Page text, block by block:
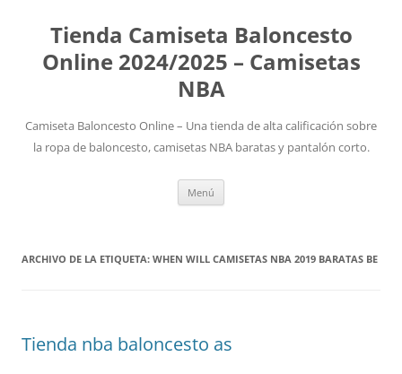
Tienda Camiseta Baloncesto
Online 2024/2025 – Camisetas
NBA
Camiseta Baloncesto Online – Una tienda de alta calificación sobre
la ropa de baloncesto, camisetas NBA baratas y pantalón corto.
Menú
ARCHIVO DE LA ETIQUETA: WHEN WILL CAMISETAS NBA 2019 BARATAS BE
Tienda nba baloncesto as